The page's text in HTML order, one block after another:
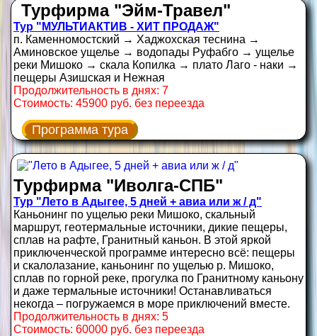
Турфирма "Эйм-Травел"
Тур "МУЛЬТИАКТИВ - ХИТ ПРОДАЖ"
п. Каменномостский → Хаджохская теснина →
Аминовское ущелье → водопады Руфабго → ущелье
реки Мишоко → скала Копилка → плато Лаго - наки →
пещеры Азишская и Нежная
Продолжительность в днях: 7
Стоимость: 45900 руб. без переезда
Программа тура
Турфирма "Иволга-СПБ"
Тур "Лето в Адыгее, 5 дней + авиа или ж / д"
Каньонинг по ущелью реки Мишоко, скальный
маршрут, геотермальные источники, дикие пещеры,
сплав на рафте, Гранитный каньон. В этой яркой
приключенческой программе интересно всё: пещеры
и скалолазание, каньонинг по ущелью р. Мишоко,
сплав по горной реке, прогулка по Гранитному каньону
и даже термальные источники! Останавливаться
некогда – погружаемся в море приключений вместе.
Продолжительность в днях: 5
Стоимость: 60000 руб. без переезда